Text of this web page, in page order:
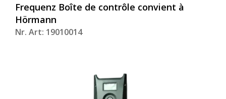
Frequenz Boîte de contrôle convient à
Hörmann
Nr. Art: 19010014